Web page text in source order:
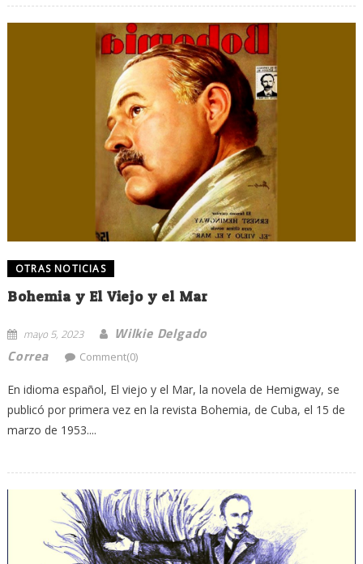
OTRAS NOTICIAS
Bohemia y El Viejo y el Mar
mayo 5, 2023
Wilkie Delgado
Correa
Comment(0)
En idioma español, El viejo y el Mar, la novela de Hemigway, se
publicó por primera vez en la revista Bohemia, de Cuba, el 15 de
marzo de 1953....